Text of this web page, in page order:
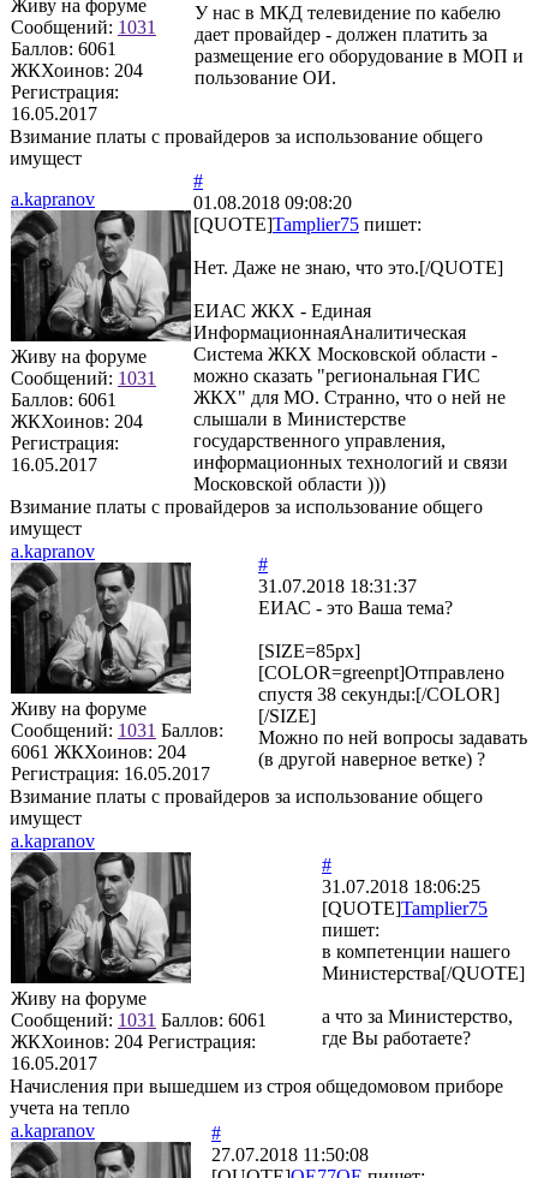
Живу на форуме
Сообщений: 1031
Баллов: 6061
ЖКХоинов: 204
Регистрация:
16.05.2017
У нас в МКД телевидение по кабелю
дает провайдер - должен платить за
размещение его оборудование в МОП и
пользование ОИ.
Взимание платы с провайдеров за использование общего
имущест
a.kapranov
Живу на форуме
Сообщений: 1031
Баллов: 6061
ЖКХоинов: 204
Регистрация:
16.05.2017
#
01.08.2018 09:08:20
[QUOTE]Tamplier75 пишет:
Нет. Даже не знаю, что это.[/QUOTE]
ЕИАС ЖКХ - Единая
ИнформационнаяАналитическая
Система ЖКХ Московской области -
можно сказать "региональная ГИС
ЖКХ" для МО. Странно, что о ней не
слышали в Министерстве
государственного управления,
информационных технологий и связи
Московской области )))
Взимание платы с провайдеров за использование общего
имущест
a.kapranov
Живу на форуме
Сообщений: 1031 Баллов:
6061 ЖКХоинов: 204
Регистрация: 16.05.2017
#
31.07.2018 18:31:37
ЕИАС - это Ваша тема?
[SIZE=85px]
[COLOR=greenpt]Отправлено
спустя 38 секунды:[/COLOR]
[/SIZE]
Можно по ней вопросы задавать
(в другой наверное ветке) ?
Взимание платы с провайдеров за использование общего
имущест
a.kapranov
Живу на форуме
Сообщений: 1031 Баллов: 6061
ЖКХоинов: 204 Регистрация:
16.05.2017
#
31.07.2018 18:06:25
[QUOTE]Tamplier75
пишет:
в компетенции нашего
Министерства[/QUOTE]
а что за Министерство,
где Вы работаете?
Начисления при вышедшем из строя общедомовом приборе
учета на тепло
a.kapranov
#
27.07.2018 11:50:08